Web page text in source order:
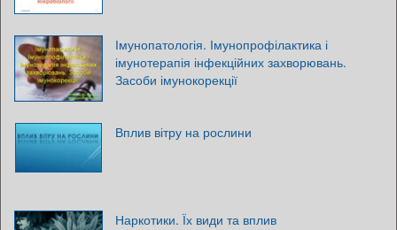
Імунопатологія. Імунопрофілактика і
імунотерапія інфекційних захворювань.
Засоби імунокорекції
Вплив вітру на рослини
Наркотики. Їх види та вплив